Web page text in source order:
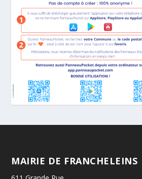
MAIRIE DE FRANCHELEINS